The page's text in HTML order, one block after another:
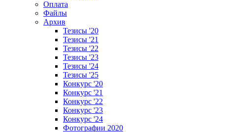
Оплата
Файлы
Архив
Тезисы '20
Тезисы '21
Тезисы '22
Тезисы '23
Тезисы '24
Тезисы '25
Конкурс '20
Конкурс '21
Конкурс '22
Конкурс '23
Конкурс '24
Фотографии 2020